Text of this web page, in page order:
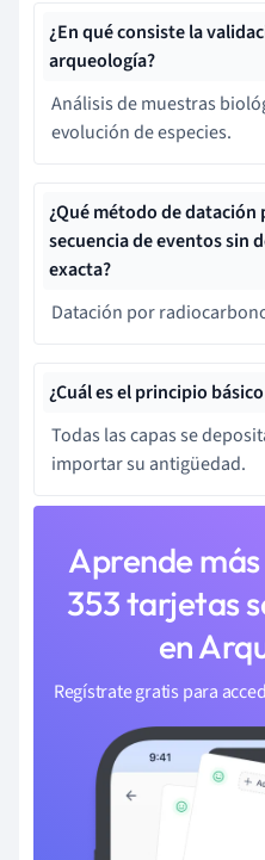
¿En qué consiste la
arqueología?
Análisis de muestras
evolución de especies.
¿Qué método de
secuencia de eventos sin
exacta?
Datación por
¿Cuál es el principio
Todas las capas se
importar su antigüedad.
Aprende
353 tarjetas
en
Regístrate gratis para